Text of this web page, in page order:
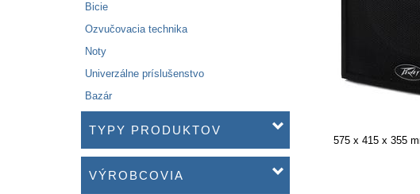
Bicie
Ozvučovacia technika
Noty
Univerzálne príslušenstvo
Bazár
TYPY PRODUKTOV
VÝROBCOVIA
575 x 415 x 355